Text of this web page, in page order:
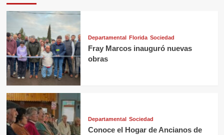
Departamental Florida Sociedad
Fray Marcos inauguró nuevas
obras
Departamental Sociedad
Conoce el Hogar de Ancianos de